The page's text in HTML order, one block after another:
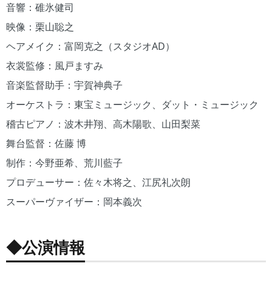
音響：碓氷健司
映像：栗山聡之
ヘアメイク：富岡克之（スタジオAD）
衣裳監修：風戸ますみ
音楽監督助手：宇賀神典子
オーケストラ：東宝ミュージック、ダット・ミュージック
稽古ピアノ：波木井翔、高木陽歌、山田梨菜
舞台監督：佐藤 博
制作：今野亜希、荒川藍子
プロデューサー：佐々木将之、江尻礼次朗
スーパーヴァイザー：岡本義次
◆公演情報